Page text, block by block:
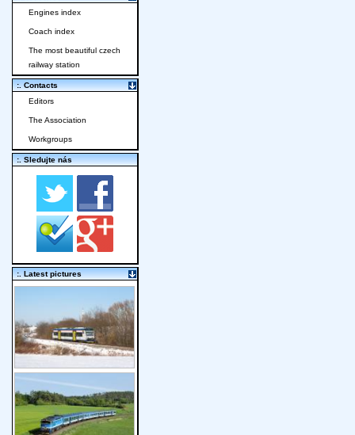
Engines index
Coach index
The most beautiful czech
railway station
:. Contacts
Editors
The Association
Workgroups
:. Sledujte nás
:. Latest pictures